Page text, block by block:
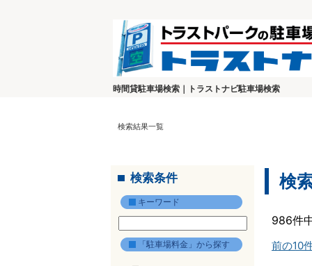
時間貸駐車場検索｜トラストナビ駐車場検索
検索結果一覧
検索条件
キーワード
「駐車場料金」から探す
検
986件
前の10